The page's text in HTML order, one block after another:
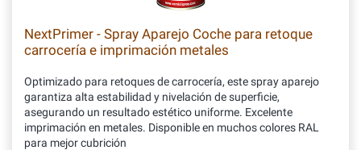
NextPrimer - Spray Aparejo Coche para retoque
carrocería e imprimación metales
Optimizado para retoques de carrocería, este spray aparejo
garantiza alta estabilidad y nivelación de superficie,
asegurando un resultado estético uniforme. Excelente
imprimación en metales. Disponible en muchos colores RAL
para mejor cubrición